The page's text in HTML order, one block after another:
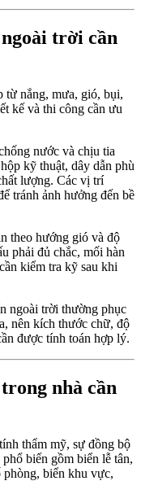
trời cần
từ nắng, mưa, gió, bụi,
kế và thi công cần ưu
nước và chịu tia
kỹ thuật, dây dẫn phù
lượng. Các vị trí
tránh ảnh hưởng đến bề
theo hướng gió và độ
phải đủ chắc, mối hàn
kiểm tra kỹ sau khi
ngoài trời thường phục
nên kích thước chữ, độ
được tính toán hợp lý.
nhà cần
thẩm mỹ, sự đồng bộ
biến gồm biển lễ tân,
phòng, biển khu vực,